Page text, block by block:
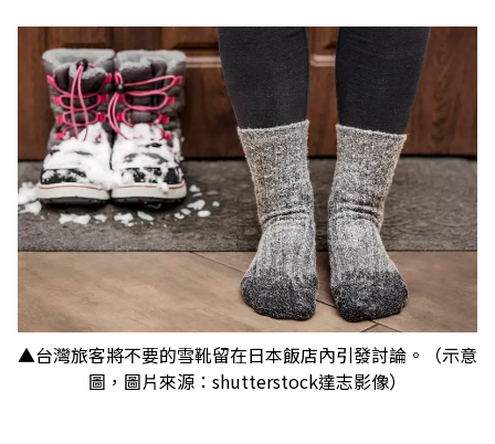
▲台灣旅客將不要的雪靴留在日本飯店內引發討論。（示意
圖，圖片來源：shutterstock達志影像）